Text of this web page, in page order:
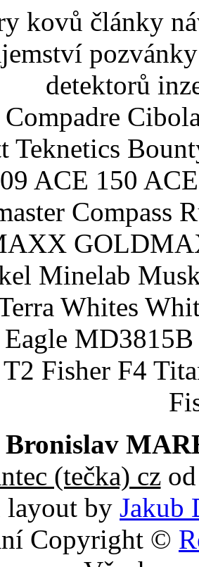
kovů články
detektorů
Compadre
Teknetics
ACE 150
Compass
Minelab
Whites
Eagle
Fisher F4
Bronislav
(tečka) czod
layout by Jakub
Copyright ©